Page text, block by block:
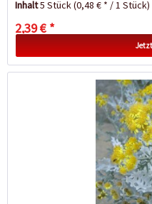
Inhalt5 Stück(0,48 € * / 1 Stück)
2,39 € *